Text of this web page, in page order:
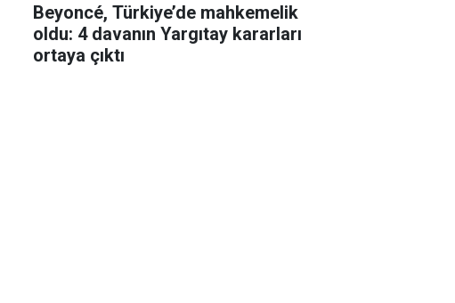
Beyoncé, Türkiye’de mahkemelik
oldu: 4 davanın Yargıtay kararları
ortaya çıktı